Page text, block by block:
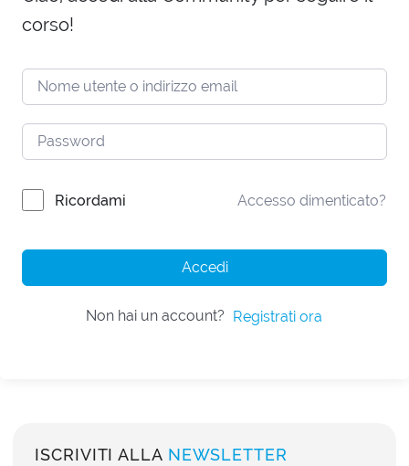
corso!
Ricordami Accesso dimenticato?
Accedi
Non hai un account? Registrati ora
ISCRIVITI ALLA NEWSLETTER